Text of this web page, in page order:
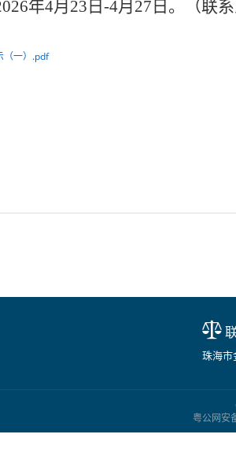
年4月23日-4月27日。（联
（一）.pdf
珠海市
粤公网安